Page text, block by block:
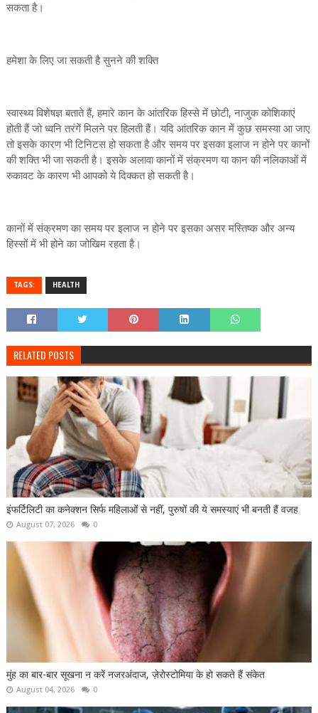
सकता है।
हमेशा के लिए जा सकती है सुनने की शक्ति
स्वास्थ्य विशेषज्ञ बताते हैं, हमारे कान के आंतरिक हिस्से में छोटी, नाजुक कोशिकाएं
होती हैं जो ध्वनि तरंगें मिलने पर हिलती हैं। यदि आंतरिक कान में कुछ समस्या आ जाए
तो इसके कारण भी टिनिटस हो सकता है और समय पर इसका इलाज न होने पर कानों
की शक्ति भी जा सकती है। इसके अलावा कानों में संक्रमण या कान की नलिकाओं में
रुकावट के कारण भी आपको ये दिक्कत हो सकती है।
कानों में संक्रमण का समय पर इलाज न होने पर इसका असर मस्तिष्क और अन्य
हिस्सों में भी होने का जोखिम रहता है।
TAGS: HEALTH
RELATED POSTS
इंफर्टिलिटी का कनेक्शन सिर्फ महिलाओं से नहीं, पुरुषों की ये समस्याएं भी बनती हैं वजह
August 07, 2026 0
मुंह का बार-बार सूखना न करें नजरअंदाज, ज़ेरोस्टोमिया के हो सकते हैं संकेत
August 04, 2026 0